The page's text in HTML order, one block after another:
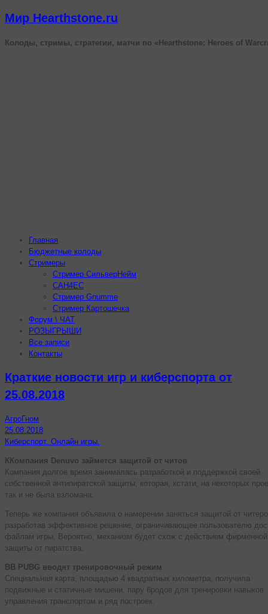
Мир Hearthstone.ru
Колоды, стримы, стратегии, матчи по «Hearthstone: Heroes of
Главная
Бюджетные колоды
Стримеры
Стример СильверНейм
CAH4EC
Стример Gnumme
Стример Картошечка
Форум \ ЧАТ
РОЗЫГРЫШИ
Все записи
Контакты
Краткие новости игр и киберспорта от
25.08.2018
АгроГном
25.08.2018
Киберспорт. Онлайн игры.
ККомпания Denuvo займется защитой от читов
Компания долгое время занималась разработкой и поддержкой своей
собственной антипиратской защиты, которая, кстати, на некоторых
так и не была взломана.
Теперь же компания объявила о намерении заняться защитой от
разработав эффективное решение, ограничивающее пользователю
файлам игры. Вероятно, механизм будет схож с действием фирменной
защиты от пиратства.
ВВ PUBG вводят тренировочный режим
Специальная карта, площадью 4 квадратных километра, получила
подвижные и статичные мишени, пару бродов для тренировки навыков
управления транспортом и ряд построек.